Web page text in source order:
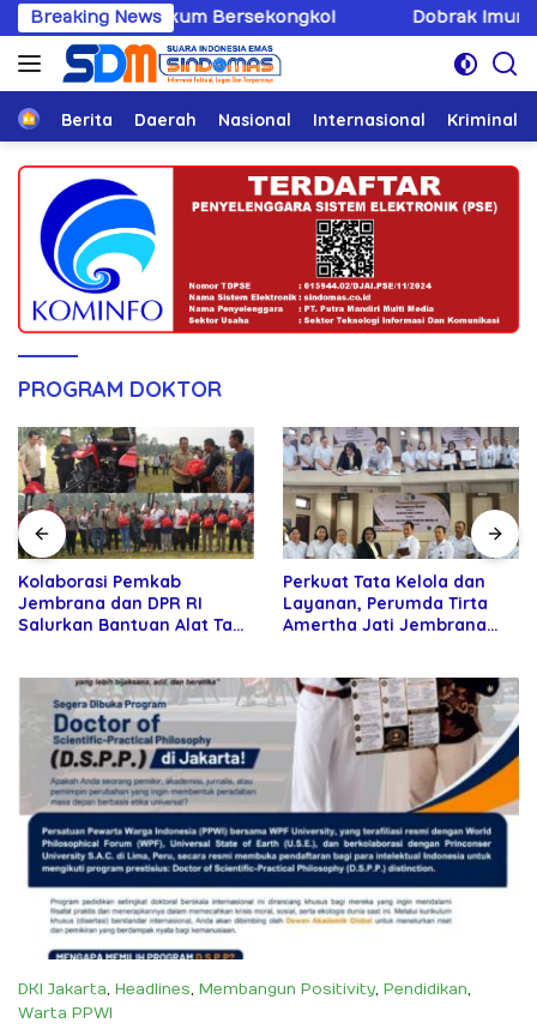
Langsung
ke
konten
Breaking News
Hukum Bersekongkol Dobrak Imunitas Elit,
HomeBerita Daerah Nasional Internasional Kriminal
PROGRAM DOKTOR
Perkuat Tata Kelola dan
Layanan, Perumda Tirta
Amertha Jati Jembrana
Berhasil Terapkan 12
Kebijakan Karir ASN,
Jembrana Sabet
DKI Jakarta, Headlines, Membangun Positivity, Pendidikan,
Warta PPWI